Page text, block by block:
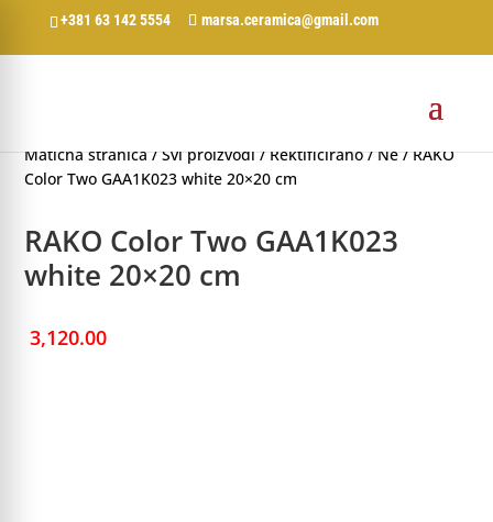
+381 63 142 5554 marsa.ceramica@gmail.com
Matična stranica/Svi proizvodi/Rektificirano/Ne/ RAKO
Color Two GAA1K023 white 20×20 cm
RAKO Color Two GAA1K023
white 20×20 cm
3,120.00